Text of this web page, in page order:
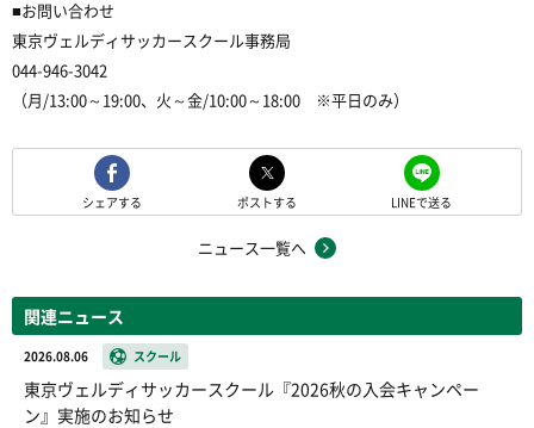
■お問い合わせ
東京ヴェルディサッカースクール事務局
044-946-3042
（月/13:00～19:00、火～金/10:00～18:00 ※平日のみ）
シェアする ポストする LINEで送る
ニュース一覧へ
関連ニュース
2026.08.06 スクール
東京ヴェルディサッカースクール『2026秋の入会キャンペー
ン』実施のお知らせ